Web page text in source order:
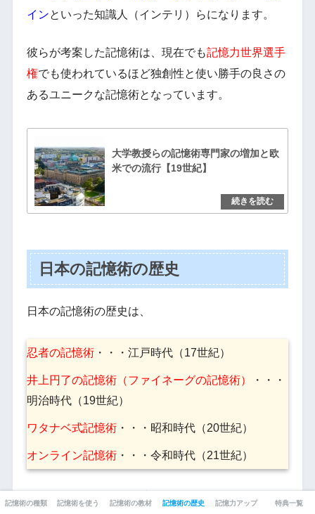
インといった知識人（インテリ）らになります。
彼らが考案した記憶術は、現在でも記憶力世界選手
権でも使われているほど独創性と使い勝手の良さの
あるユニークな記憶術となっています。
大学教授らの記憶術専門家の増加と欧
米での流行【19世紀】
日本の記憶術の歴史
日本の記憶術の歴史は、
忍者の記憶術・・・江戸時代（17世紀）
井上円了の記憶術（ファイネーグの記憶術）
・・・
明治時代（19世紀）
ワタナベ式記憶術・・・昭和時代（20世紀）
オンライン記憶術・・・令和時代（21世紀）
記憶術の種類 記憶術を使う 記憶術の教材 記憶術の歴史 記憶力アップ 特典一覧